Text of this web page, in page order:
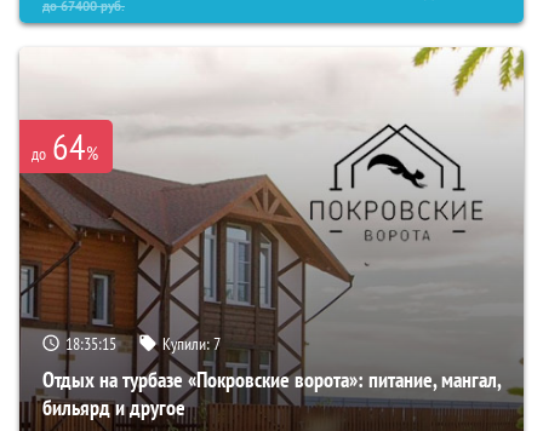
до67400руб.
до 64%
18:35:14 Купили:7
Отдых на турбазе «Покровские ворота»: питание, мангал,
бильярд и другое